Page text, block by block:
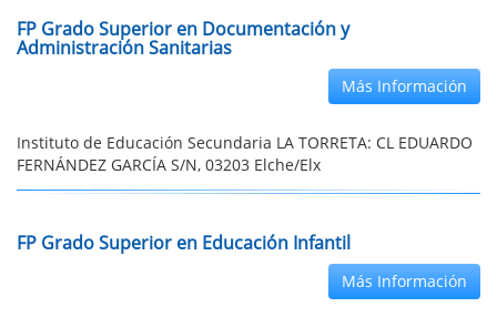
FP Grado Superior en Documentación y
Administración Sanitarias
Más Información
Instituto de Educación Secundaria LA TORRETA: CL EDUARDO
FERNÁNDEZ GARCÍA S/N, 03203 Elche/Elx
FP Grado Superior en Educación Infantil
Más Información